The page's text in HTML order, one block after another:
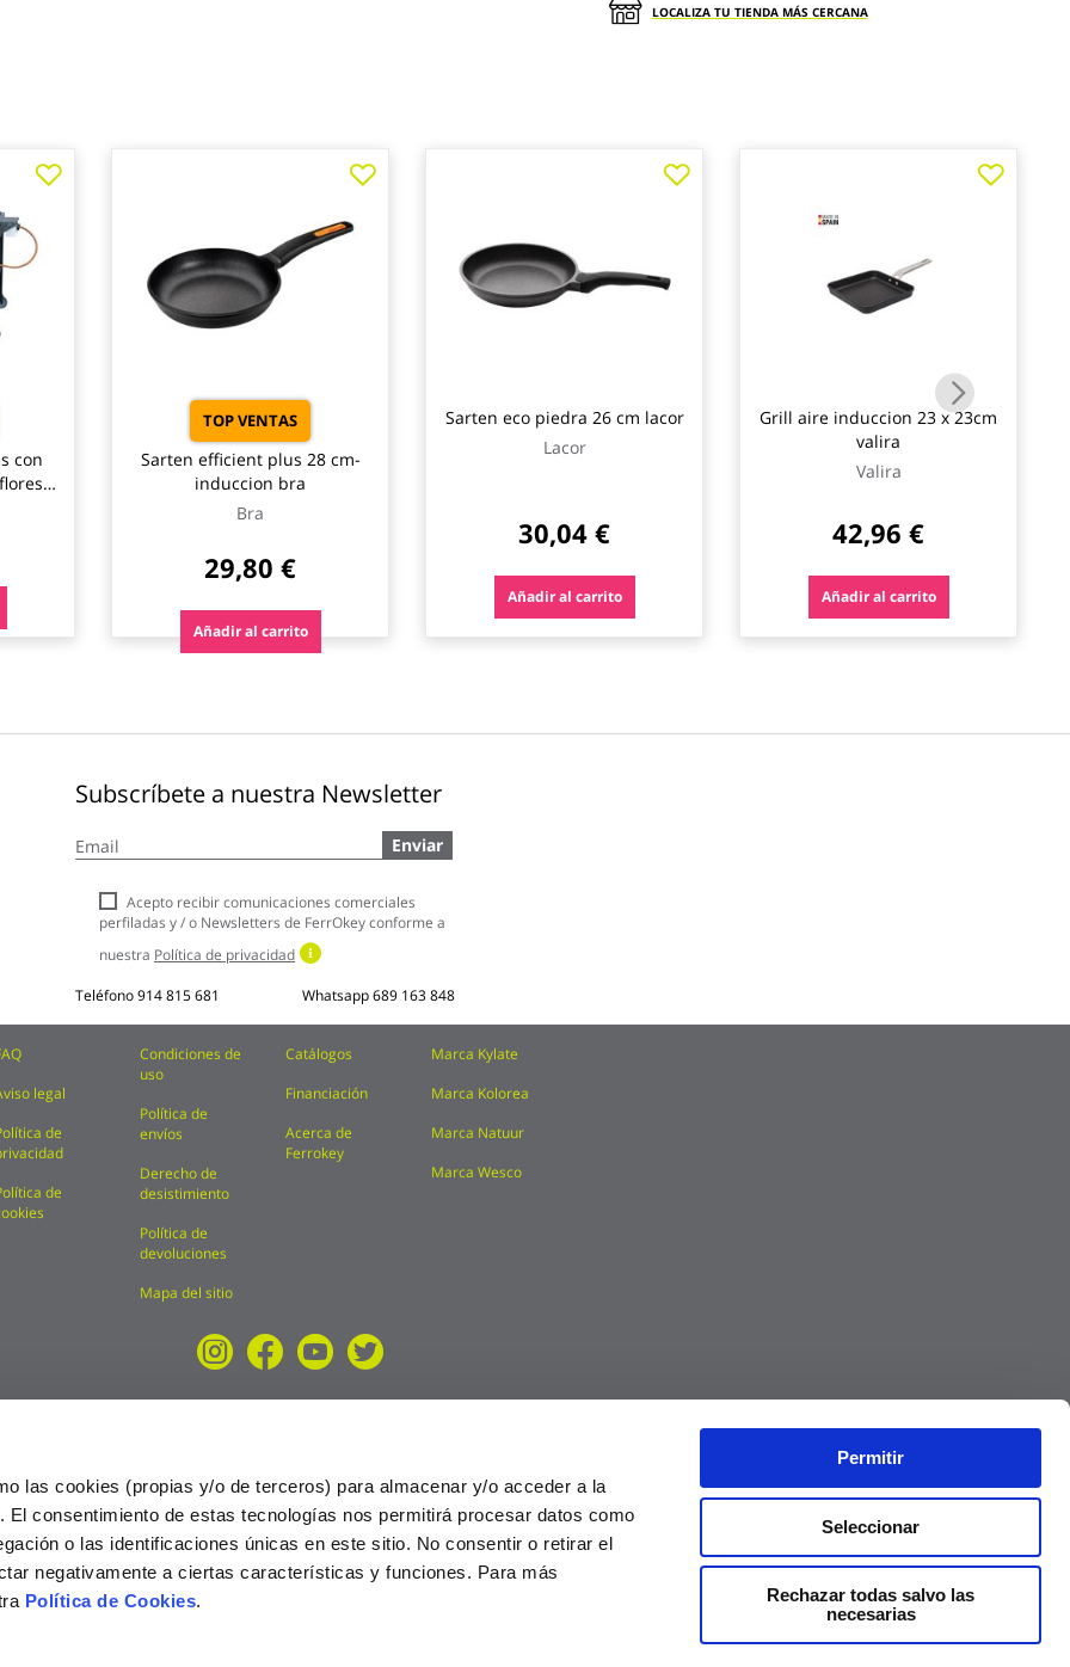
las cookies (propias y/o de terceros) para almacenar y/o acceder a la
El consentimiento de estas tecnologías nos permitirá procesar datos como
o las identificaciones únicas en este sitio. No consentir o retirar el
negativamente a ciertas características y funciones. Para más
Política de Cookies.
Permitir
Seleccionar
Rechazar todas salvo las
necesarias
LOCALIZA TU TIENDA MÁS CERCANA
con
TOP VENTAS
Sarten efficient plus 28 cm-
induccion bra
Bra
29,80 €
Añadir al carrito
Sarten eco piedra 26 cm lacor
Lacor
30,04 €
Añadir al carrito
Grill aire induccion 23 x 23cm
valira
Valira
42,96 €
Añadir al carrito
Subscríbete a nuestra Newsletter
a
boletín
noticias:
Enviar
Acepto recibir comunicaciones comerciales
perfiladas y / o Newsletters de FerrOkey conforme a
nuestra Política de privacidad
Teléfono914 815 681 Whatsapp689 163 848
legal
de
de
Condiciones de
uso
Política de
envíos
Derecho de
desistimiento
Política de
devoluciones
Mapa del sitio
Catálogos
Financiación
Acerca de
Ferrokey
Marca Kylate
Marca Kolorea
Marca Natuur
Marca Wesco